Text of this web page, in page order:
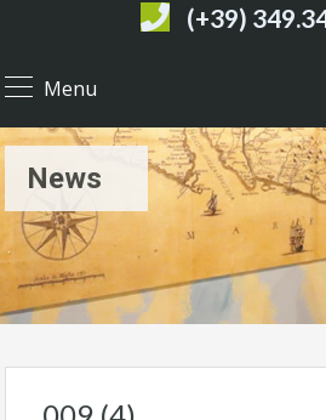
(+39)
Menu
News